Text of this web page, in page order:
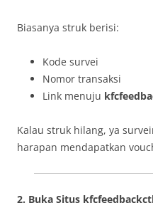
Biasanya struk berisi:
Kode survei
Nomor transaksi
Link menuju
Kalau struk hilang, ya
harapan mendapatkan
2. Buka Situs